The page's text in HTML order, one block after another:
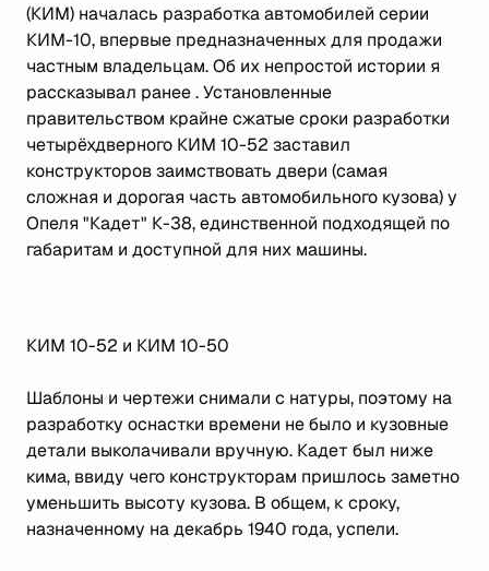
(КИМ) началась разработка автомобилей серии
КИМ-10, впервые предназначенных для продажи
частным владельцам. Об их непростой истории я
рассказывал ранее . Установленные
правительством крайне сжатые сроки разработки
четырёхдверного КИМ 10-52 заставил
конструкторов заимствовать двери (самая
сложная и дорогая часть автомобильного кузова) у
Опеля "Кадет" К-38, единственной подходящей по
габаритам и доступной для них машины.
КИМ 10-52 и КИМ 10-50
Шаблоны и чертежи снимали с натуры, поэтому на
разработку оснастки времени не было и кузовные
детали выколачивали вручную. Кадет был ниже
кима, ввиду чего конструкторам пришлось заметно
уменьшить высоту кузова. В общем, к сроку,
назначенному на декабрь 1940 года, успели.